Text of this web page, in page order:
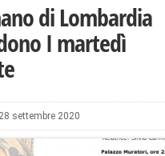
di Lombardia
I martedì
28 settembre 2020